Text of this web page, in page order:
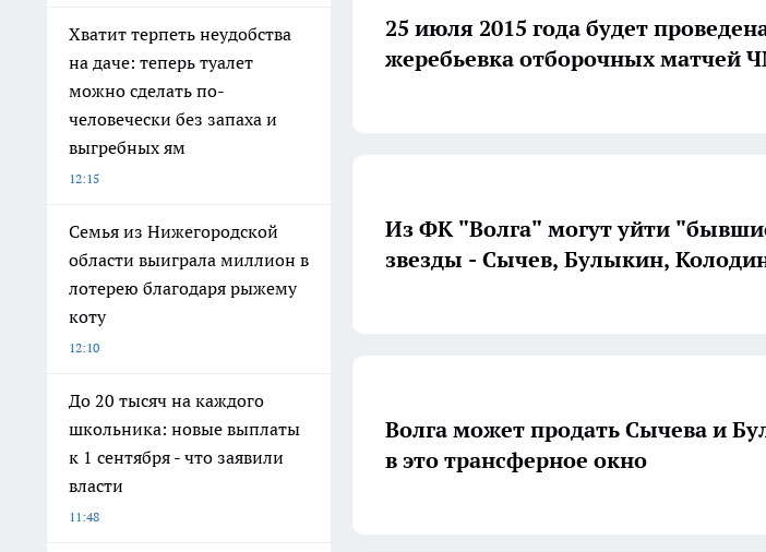
Хватит терпеть неудобства
на даче: теперь туалет
можно сделать по-
человечески без запаха и
выгребных ям
12:15
Семья из Нижегородской
области выиграла миллион в
лотерею благодаря рыжему
коту
12:10
До 20 тысяч на каждого
школьника: новые выплаты
к 1 сентября - что заявили
власти
11:48
25 июля 2015 года будет
жеребьевка отборочных матчей
Из ФК "Волга" могут уйти
звезды - Сычев, Булыкин,
Волга может продать Сычева и
в это трансферное окно